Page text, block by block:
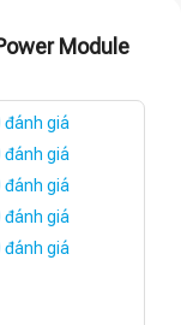
Module
đánh giá
đánh giá
đánh giá
đánh giá
đánh giá